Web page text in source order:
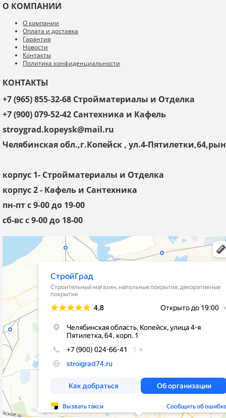
Я даю согласие на обработку моих персональных данных
ОПУБЛИКОВАТЬ
персональных данных в соответствии суказанными условиями.
О КОМПАНИИ
О компании
Оплата и доставка
Гарантия
Новости
Контакты
Политика конфиденциальности
КОНТАКТЫ
+7 (965) 855-32-68 Стройматериалы и Отделка
+7 (900) 079-52-42 Сантехника и Кафель
stroygrad.kopeysk@mail.ru
Челябинская обл.,г.Копейск , ул.4-
корпус 1- Стройматериалы и Отделка
корпус 2 - Кафель и Сантехника
пн-пт с 9-00 до 19-00
сб-вс с 9-00 до 18-00